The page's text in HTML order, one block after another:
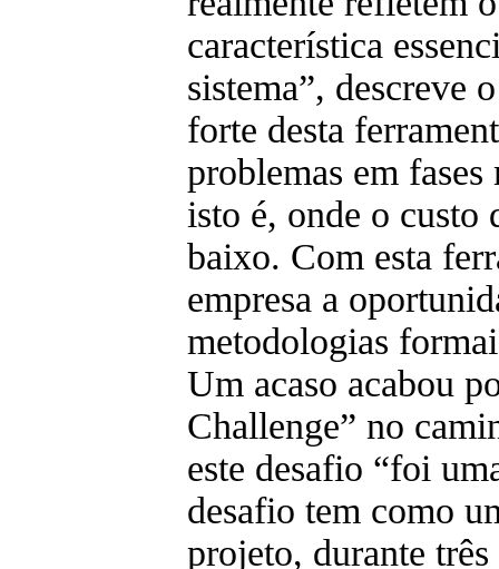
característica
sistema”, descreve
forte desta
problemas em
isto é, onde o custo
baixo. Com esta
empresa a
metodologias
Um acaso acabou
Challenge” no
este desafio “foi
desafio tem como
projeto, durante